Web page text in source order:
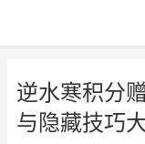
逆水寒积分
与隐藏技巧